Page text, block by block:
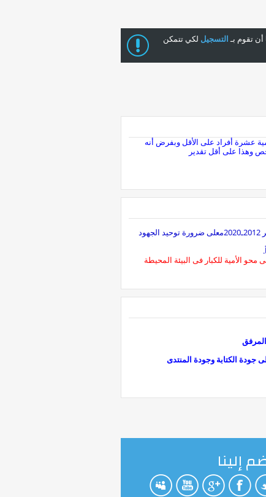
تقوم بـالتسجيل لكي تتمكن
عشرة أفراد على الأقل وبفرض أنه
أكد اليوم الأستاذ جمال العربى وزير التربية والتعليم خلال الملتقى الثانى حول الحملة الوطنية لتعليم الكبار ونهضة مصر 2012ـ2020معلى ضرورة توحيد الجهود
الأمية للكبار فى البيئة المحيطة
جودة الكتابة وجودة المنتدى
إلينا